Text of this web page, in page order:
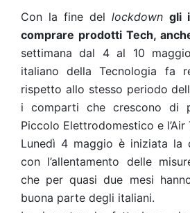
Con la fine del lockdown gli
comprare prodotti Tech,
settimana dal 4 al 10
italiano della Tecnologia fa
rispetto allo stesso periodo
i comparti che crescono di
Piccolo Elettrodomestico e l’Air
Lunedì 4 maggio è iniziata la
con l’allentamento delle
che per quasi due mesi
buona parte degli italiani.